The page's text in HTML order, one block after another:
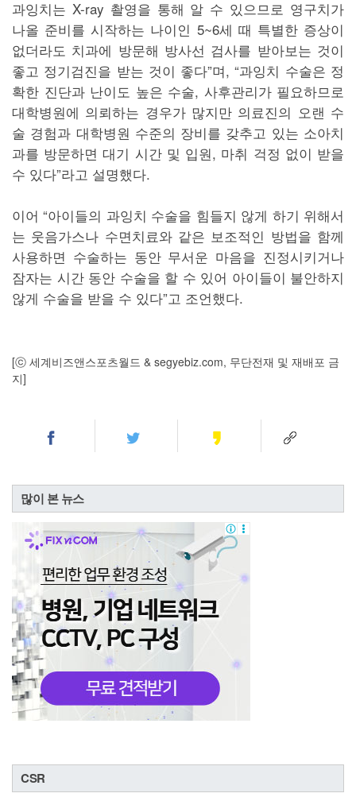
과잉치는 X-ray 촬영을 통해 알 수 있으므로 영구치가
나올 준비를 시작하는 나이인 5~6세 때 특별한 증상이
없더라도 치과에 방문해 방사선 검사를 받아보는 것이
좋고 정기검진을 받는 것이 좋다”며, “과잉치 수술은 정
확한 진단과 난이도 높은 수술, 사후관리가 필요하므로
대학병원에 의뢰하는 경우가 많지만 의료진의 오랜 수
술 경험과 대학병원 수준의 장비를 갖추고 있는 소아치
과를 방문하면 대기 시간 및 입원, 마취 걱정 없이 받을
수 있다”라고 설명했다.
이어 “아이들의 과잉치 수술을 힘들지 않게 하기 위해서
는 웃음가스나 수면치료와 같은 보조적인 방법을 함께
사용하면 수술하는 동안 무서운 마음을 진정시키거나
잠자는 시간 동안 수술을 할 수 있어 아이들이 불안하지
않게 수술을 받을 수 있다”고 조언했다.
[ⓒ 세계비즈앤스포츠월드 & segyebiz.com, 무단전재 및 재배포 금
지]
많이 본 뉴스
CSR